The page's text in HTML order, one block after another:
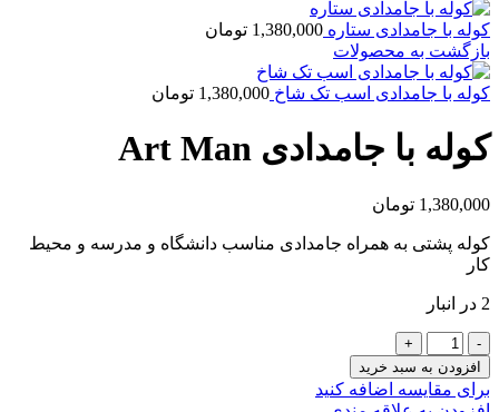
کوله با جامدادی ستاره 1,380,000 تومان
بازگشت به محصولات
کوله با جامدادی اسب تک شاخ 1,380,000 تومان
کوله با جامدادی Art Man
1,380,000 تومان
کوله پشتی به همراه جامدادی مناسب دانشگاه و مدرسه و محیط
کار
2 در انبار
کوله
با
جامدادی
Art
افزودن به سبد خرید
برای مقایسه اضافه کنید